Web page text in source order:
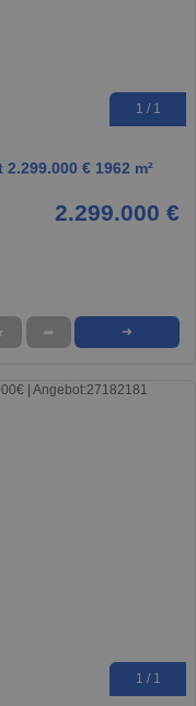
1 / 1
€ 1962 m²
2.299.000 €
➦ ➜
1 / 1